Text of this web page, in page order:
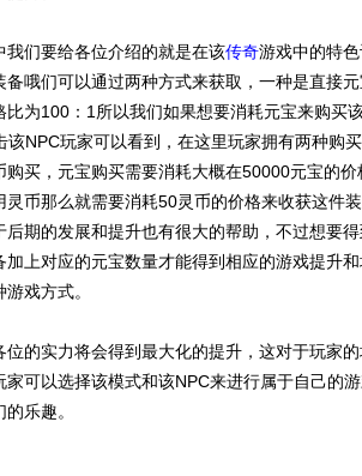
我们要给各位介绍的就是在该传奇游戏中的特
备哦们可以通过两种方式来获取，一种是直接
比为100：1所以我们如果想要消耗元宝来购买
该NPC玩家可以看到，在这里玩家拥有两种购
购买，元宝购买需要消耗大概在50000元宝的
灵币那么就需要消耗50灵币的价格来收获这件
后期的发展和提升也有很大的帮助，不过想要
加上对应的元宝数量才能得到相应的游戏提升
戏方式。
位的实力将会得到最大化的提升，这对于玩家
家可以选择该模式和该NPC来进行属于自己的
乐趣。